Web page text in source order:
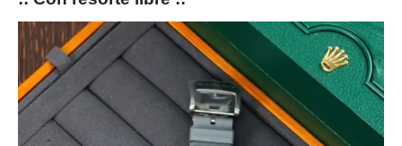
Reproductor
de
vídeo